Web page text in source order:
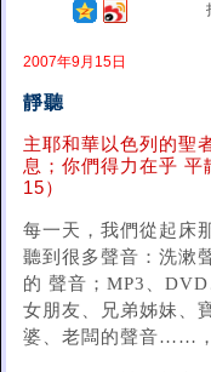
2007年9月15日
靜聽
主耶和華以色列的聖
息；你們得力在乎 平
15）
每一天，我們從起床
聽到很多聲音：洗漱
的 聲音；MP3、
女朋友、兄弟姊妹、
婆、老闆的聲音……